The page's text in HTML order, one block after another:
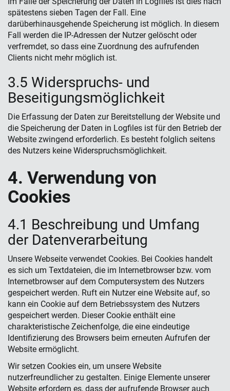
spätestens sieben Tagen der Fall. Eine
darüberhinausgehende Speicherung ist möglich. In diesem
Fall werden die IP-Adressen der Nutzer gelöscht oder
verfremdet, so dass eine Zuordnung des aufrufenden
Clients nicht mehr möglich ist.
3.5 Widerspruchs- und
Beseitigungsmöglichkeit
Die Erfassung der Daten zur Bereitstellung der Website und
die Speicherung der Daten in Logfiles ist für den Betrieb der
Website zwingend erforderlich. Es besteht folglich seitens
des Nutzers keine Widerspruchsmöglichkeit.
4. Verwendung von
Cookies
4.1 Beschreibung und Umfang
der Datenverarbeitung
Unsere Webseite verwendet Cookies. Bei Cookies handelt
es sich um Textdateien, die im Internetbrowser bzw. vom
Internetbrowser auf dem Computersystem des Nutzers
gespeichert werden. Ruft ein Nutzer eine Website auf, so
kann ein Cookie auf dem Betriebssystem des Nutzers
gespeichert werden. Dieser Cookie enthält eine
charakteristische Zeichenfolge, die eine eindeutige
Identifizierung des Browsers beim erneuten Aufrufen der
Website ermöglicht.
Wir setzen Cookies ein, um unsere Website
nutzerfreundlicher zu gestalten. Einige Elemente unserer
Website erfordern es, dass der aufrufende Browser auch